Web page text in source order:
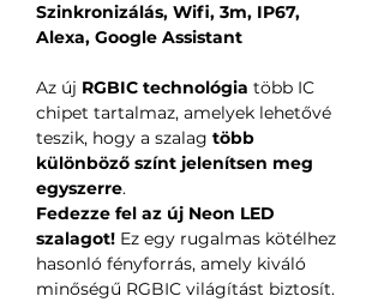
Szinkronizálás, Wifi, 3m, IP67,
Alexa, Google Assistant
Az új RGBIC technológia több IC
chipet tartalmaz, amelyek lehetővé
teszik, hogy a szalag több
különböző színt jelenítsen meg
egyszerre.
Fedezze fel az új Neon LED
szalagot! Ez egy rugalmas kötélhez
hasonló fényforrás, amely kiváló
minőségű RGBIC világítást biztosít.